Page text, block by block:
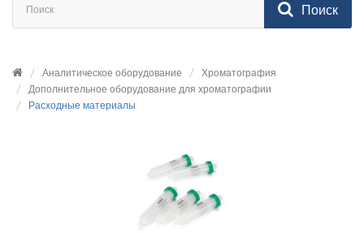
Поиск
Аналитическое оборудование
Хроматография
Дополнительное оборудование для хроматографии
Расходные материалы